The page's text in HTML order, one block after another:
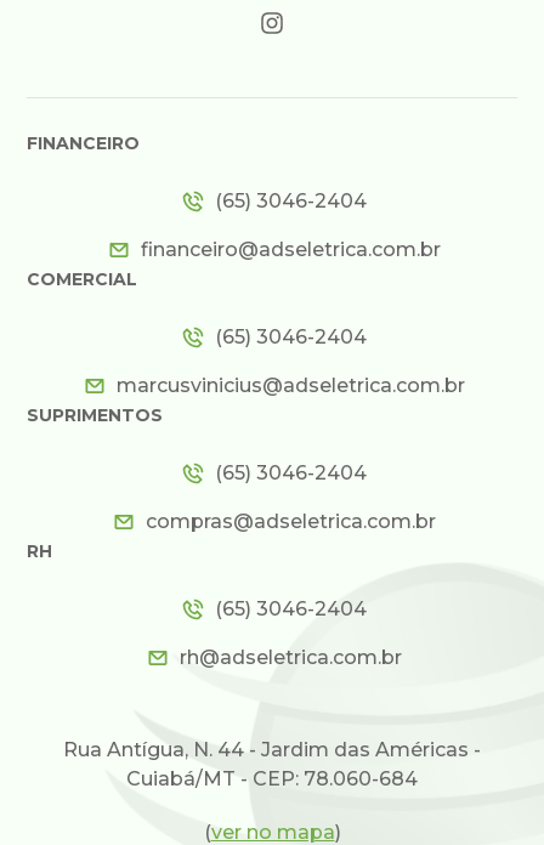
FINANCEIRO
(65) 3046-2404
financeiro@adseletrica.com.br
COMERCIAL
(65) 3046-2404
marcusvinicius@adseletrica.com.br
SUPRIMENTOS
(65) 3046-2404
compras@adseletrica.com.br
RH
(65) 3046-2404
rh@adseletrica.com.br
Rua Antígua, N. 44 - Jardim das Américas -
Cuiabá/MT - CEP: 78.060-684
(ver no mapa)